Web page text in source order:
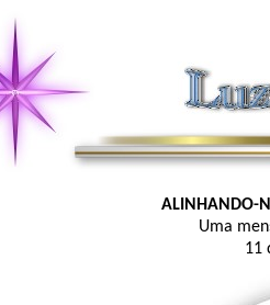
ALINHANDO-
Uma
11